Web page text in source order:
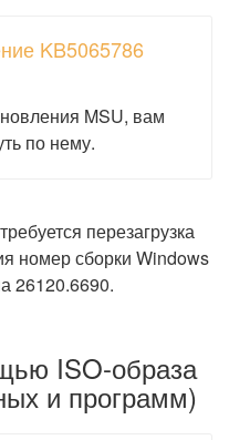
KB5065786
MSU, вам
по нему.
перезагрузка
номер сборки Windows
26120.6690.
ISO-образа
и программ)